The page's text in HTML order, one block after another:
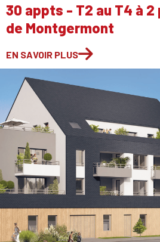
30 appts - T2 au T4 à
de Montgermont
EN SAVOIR PLUS